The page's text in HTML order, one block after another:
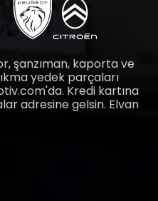
şanzıman, kaporta ve
yedek parçaları
Kredi kartına
adresine gelsin. Elvan